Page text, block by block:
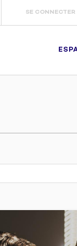
SE CONNECTER